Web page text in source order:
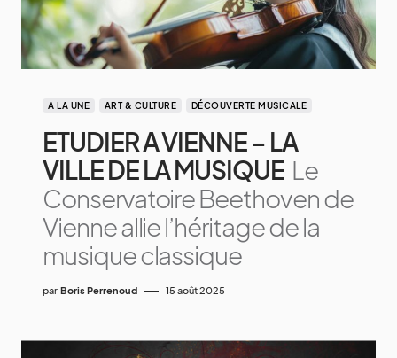
A LA UNE ART & CULTURE DÉCOUVERTE MUSICALE
ETUDIER A VIENNE – LA
VILLE DE LA MUSIQUE Le
Conservatoire Beethoven de
Vienne allie l’héritage de la
musique classique
par Boris Perrenoud 15 août 2025